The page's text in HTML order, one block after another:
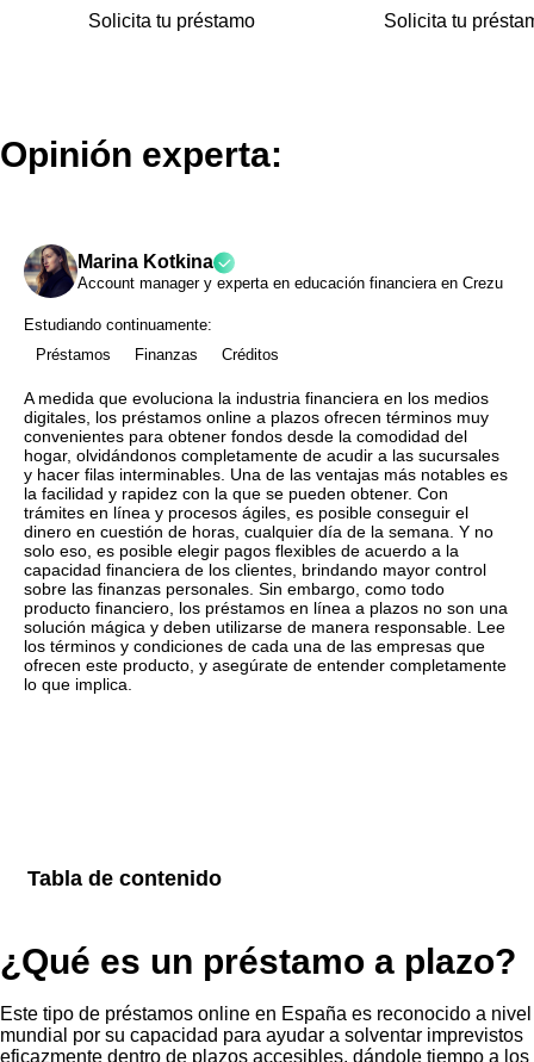
Solicita tu préstamo Solicita tu
Opinión experta:
Marina Kotkina
Account manager y experta en educación financiera en Crezu
Estudiando continuamente:
Préstamos
Finanzas Créditos
A medida que evoluciona la industria financiera en los medios
digitales, los préstamos online a plazos ofrecen términos muy
convenientes para obtener fondos desde la comodidad del
hogar, olvidándonos completamente de acudir a las sucursales
y hacer filas interminables. Una de las ventajas más notables es
la facilidad y rapidez con la que se pueden obtener. Con
trámites en línea y procesos ágiles, es posible conseguir el
dinero en cuestión de horas, cualquier día de la semana. Y no
solo eso, es posible elegir pagos flexibles de acuerdo a la
capacidad financiera de los clientes, brindando mayor control
sobre las finanzas personales. Sin embargo, como todo
producto financiero, los préstamos en línea a plazos no son una
solución mágica y deben utilizarse de manera responsable. Lee
los términos y condiciones de cada una de las empresas que
ofrecen este producto, y asegúrate de entender completamente
lo que implica.
Tabla de contenido
¿Qué es un préstamo a plazo?
Este tipo de préstamos online en España es reconocido a nivel
mundial por su capacidad para ayudar a solventar imprevistos
eficazmente dentro de plazos accesibles, dándole tiempo a los